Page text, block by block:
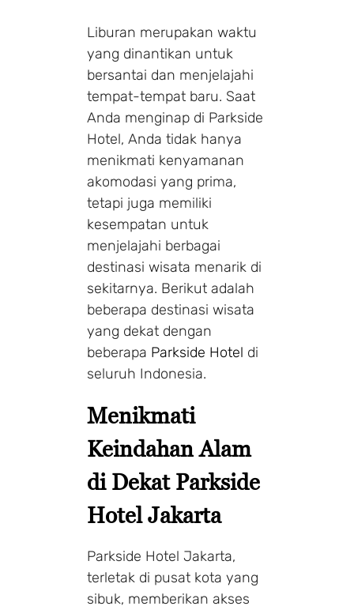
Liburan merupakan waktu
yang dinantikan untuk
bersantai dan menjelajahi
tempat-tempat baru. Saat
Anda menginap di Parkside
Hotel, Anda tidak hanya
menikmati kenyamanan
akomodasi yang prima,
tetapi juga memiliki
kesempatan untuk
menjelajahi berbagai
destinasi wisata menarik di
sekitarnya. Berikut adalah
beberapa destinasi wisata
yang dekat dengan
beberapa Parkside Hotel di
seluruh Indonesia.
Menikmati
Keindahan Alam
di Dekat Parkside
Hotel Jakarta
Parkside Hotel Jakarta,
terletak di pusat kota yang
sibuk, memberikan akses